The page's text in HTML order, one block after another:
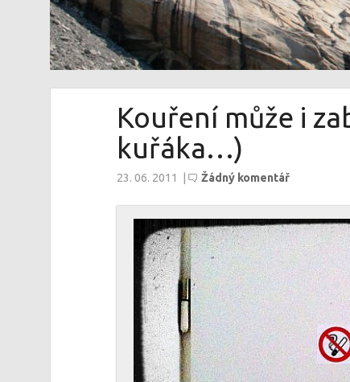
Kouření může i
kuřáka…)
23. 06. 2011 Žádný komentář